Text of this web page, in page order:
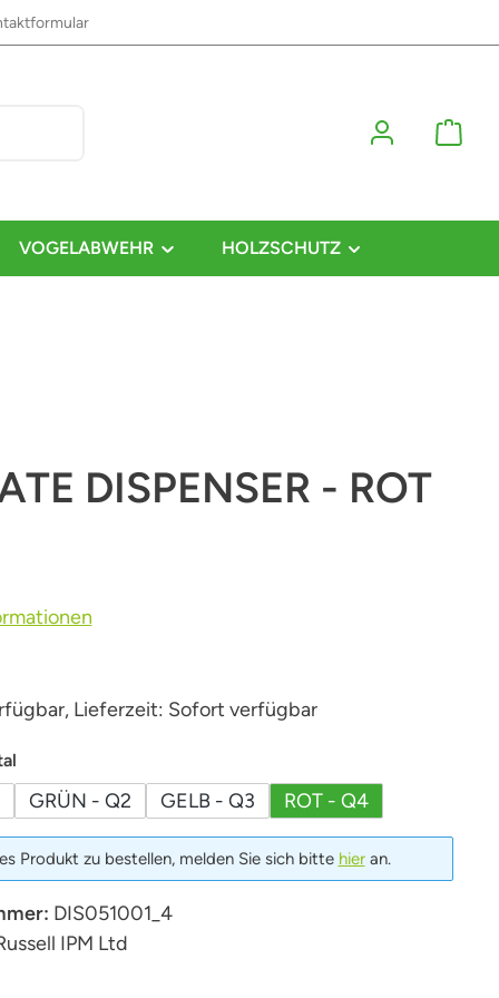
VOGELABWEHR HOLZSCHUTZ
DISPENSER - ROT
Lieferzeit: Sofort verfügbar
auswählen
GRÜN - Q2 GELB - Q3 ROT - Q4
Produkt zu bestellen, melden Sie sich bitte hieran.
DIS051001_4
IPM Ltd